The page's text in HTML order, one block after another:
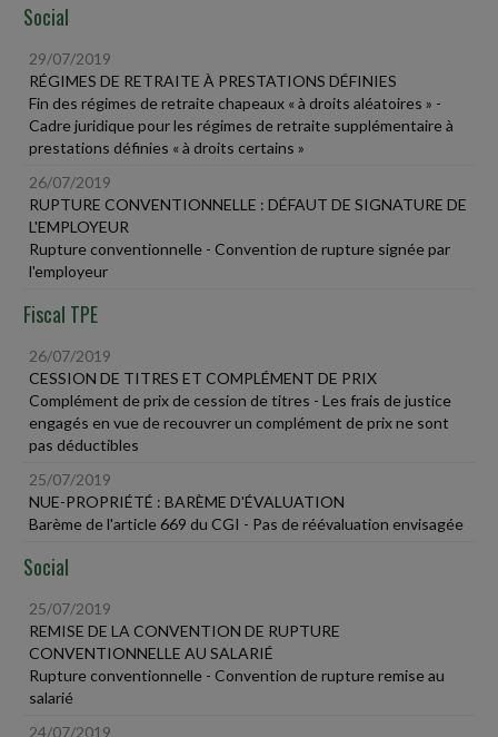
Social
29/07/2019
RÉGIMES DE RETRAITE À PRESTATIONS DÉFINIES
Fin des régimes de retraite chapeaux « à droits aléatoires » -
Cadre juridique pour les régimes de retraite supplémentaire à
prestations définies « à droits certains »
26/07/2019
RUPTURE CONVENTIONNELLE : DÉFAUT DE SIGNATURE DE
L'EMPLOYEUR
Rupture conventionnelle - Convention de rupture signée par
l'employeur
Fiscal TPE
26/07/2019
CESSION DE TITRES ET COMPLÉMENT DE PRIX
Complément de prix de cession de titres - Les frais de justice
engagés en vue de recouvrer un complément de prix ne sont
pas déductibles
25/07/2019
NUE-PROPRIÉTÉ : BARÈME D'ÉVALUATION
Barème de l'article 669 du CGI - Pas de réévaluation envisagée
Social
25/07/2019
REMISE DE LA CONVENTION DE RUPTURE
CONVENTIONNELLE AU SALARIÉ
Rupture conventionnelle - Convention de rupture remise au
salarié
24/07/2019